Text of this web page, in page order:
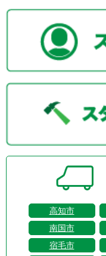
高知市
南国市
宿毛市